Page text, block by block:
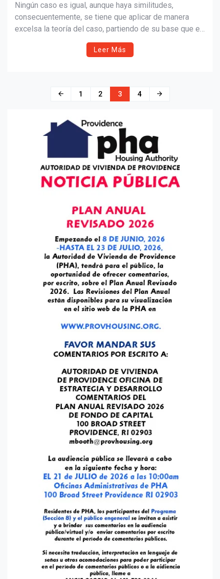
Ningún caso es igual, aunque haya similitudes,
consecuentemente, se tiene que aplicar de manera
excelsa la teoría del caso, partiendo de su base que es
Leer Más
1 2 3 4